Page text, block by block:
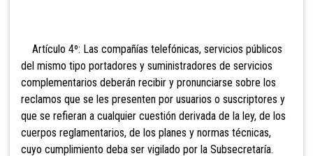
Artículo 4º: Las compañías telefónicas, servicios públicos
del mismo tipo portadores y suministradores de servicios
complementarios deberán recibir y pronunciarse sobre los
reclamos que se les presenten por usuarios o suscriptores y
que se refieran a cualquier cuestión derivada de la ley, de los
cuerpos reglamentarios, de los planes y normas técnicas,
cuyo cumplimiento deba ser vigilado por la Subsecretaría.